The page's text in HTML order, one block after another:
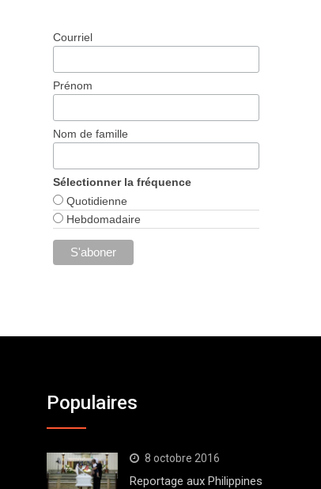
Courriel
Prénom
Nom de famille
Sélectionner la fréquence
Quotidienne
Hebdomadaire
Populaires
8 octobre 2016
Reportage aux Philippines